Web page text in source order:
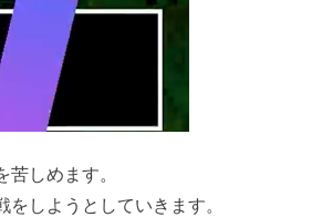
しめます。
しようとしていきます。